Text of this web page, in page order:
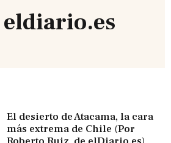
eldiario.es
El desierto de Atacama, la cara
más extrema de Chile (Por